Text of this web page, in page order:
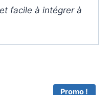
facile à intégrer à
Promo !